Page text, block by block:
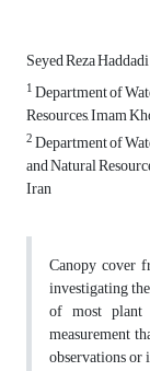
Seyed Reza Haddadi
1Department of
Resources, Imam
2Department of
and Natural
Iran
Canopy cover
investigating
of most plant
measurement
observations or